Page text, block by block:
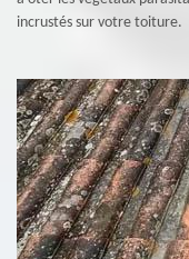
incrustés sur votre toiture.